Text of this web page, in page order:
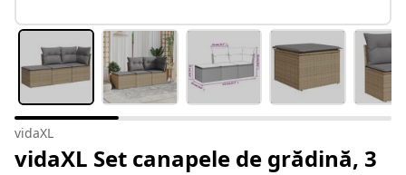
vidaXL
vidaXL Set canapele de grădină, 3